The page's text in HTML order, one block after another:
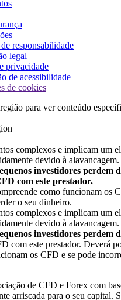
responsabilidade
legal
privacidade
de acessibilidade
de cookies
para ver conteúdo
complexos e implicam um
devido à alavancagem.
investidores perdem
com este prestador.
como funcionam os
o seu dinheiro.
complexos e implicam um
devido à alavancagem.
investidores perdem
com este prestador. Deverá
os CFD e se pode
de CFD e Forex com
arriscada para o seu capital.